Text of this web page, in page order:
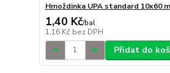
Hmoždinka UPA standard 10x60
1,40 Kč/bal
1,16 Kč bez DPH
Přidat do